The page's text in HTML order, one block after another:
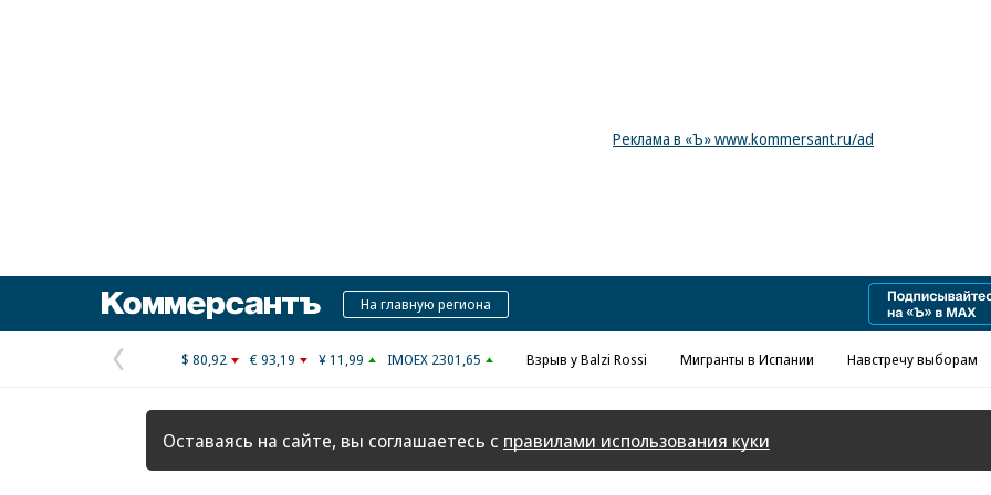
Реклама в «Ъ» www.kommersant.ru/ad
КоммерсантъНа главную региона
Предыдущая
страница
$ 80,92 € 93,19 ¥ 11,99 IMOEX 2301,65 Взрыв у Balzi Rossi Мигранты в Испании Навстречу выборам
Оставаясь на сайте, вы соглашаетесь с правилами использования куки